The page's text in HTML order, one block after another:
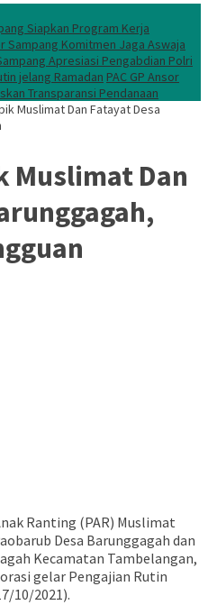
Siapkan Program Kerja
Sampang Komitmen Jaga Aswaja
Apresiasi Pengabdian Polri
jelang Ramadan PAC GP Ansor
Transparansi Pendanaan
Muslimat Dan Fatayat Desa
Muslimat Dan
Ranting (PAR) Muslimat
Desa Barunggagah dan
Kecamatan Tambelangan,
gelar Pengajian Rutin
10/2021).